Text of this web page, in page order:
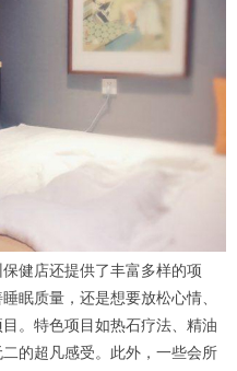
健店还提供了丰富多样的项
眠质量，还是想要放松心情、
。特色项目如热石疗法、精油
的超凡感受。此外，一些会所